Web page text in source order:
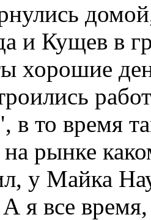
и Кущев в
хорошие
в то время
на рынке
у Майка
я все